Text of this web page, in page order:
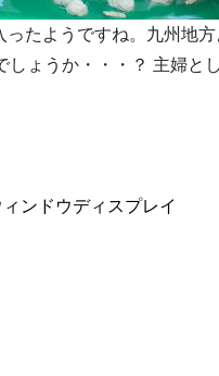
たようですね。九州地方
ょうか・・・？ 主婦と
ンドウディスプレイ